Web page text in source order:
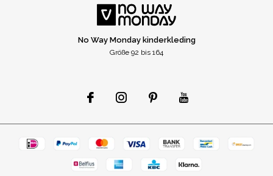
No Way Monday kinderkleding
Größe 92 bis 164